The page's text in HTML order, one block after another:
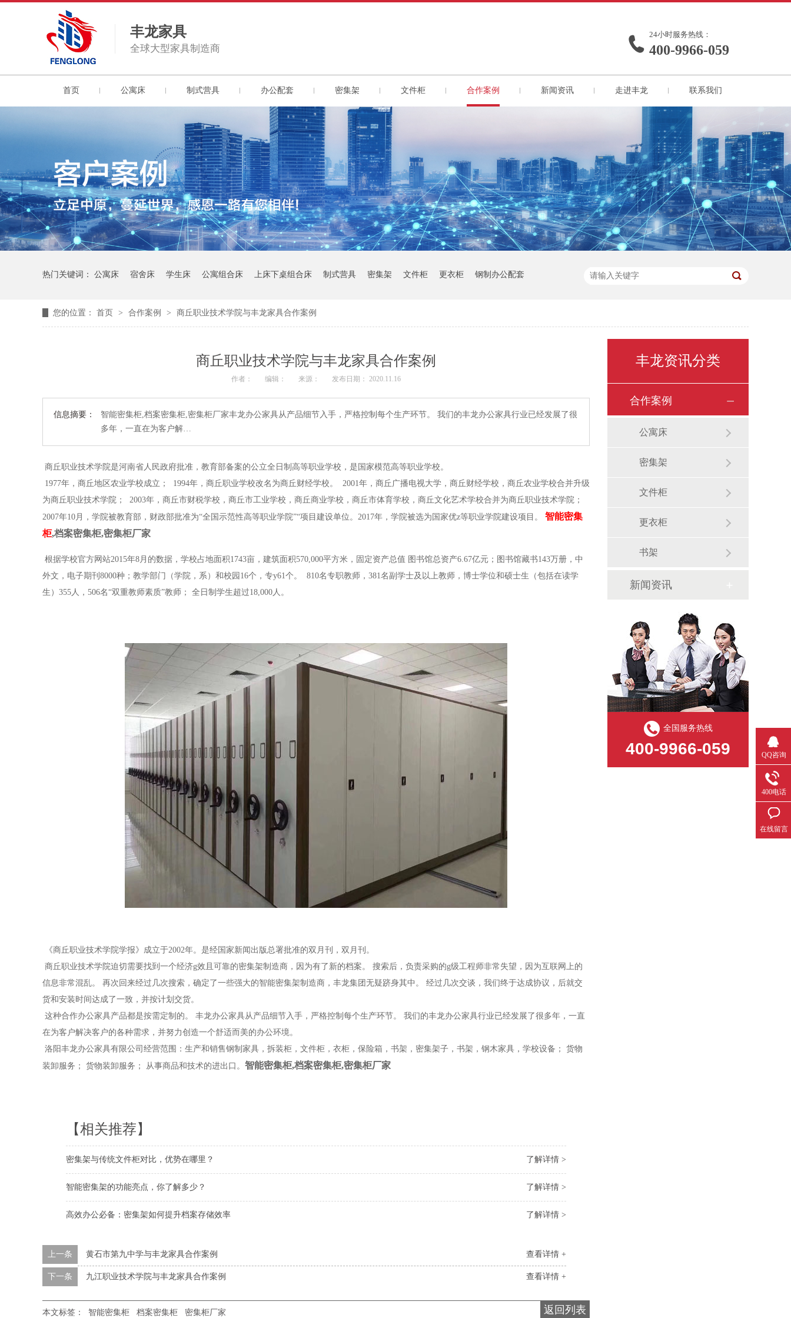
丰龙家具
全球大型家具制造商
24小时服务热线：
400-9966-059
首页 公寓床 制式营具 办公配套 密集架 文件柜 合作案例 新闻资讯 走进丰龙 联系我们
热门关键词： 公寓床 宿舍床 学生床 公寓组合床 上床下桌组合床 制式营具 密集架 文件柜 更衣柜 钢制办公配套
您的位置： 首页 > 合作案例 > 商丘职业技术学院与丰龙家具合作案例
商丘职业技术学院与丰龙家具合作案例
作者： 编辑： 来源： 发布日期： 2020.11.16
信息摘要：
智能密集柜,档案密集柜,密集柜厂家丰龙办公家具从产品细节入手，严格控制每个生产环节。 我们的丰龙办公家具行业已经发展了很
多年，一直在为客户解…
商丘职业技术学院是河南省人民政府批准，教育部备案的公立全日制高等职业学校，是国家模范高等职业学校。
1977年，商丘地区农业学校成立； 1994年，商丘职业学校改名为商丘财经学校。 2001年，商丘广播电视大学，商丘财经学校，商丘农业学校合并升级
为商丘职业技术学院； 2003年，商丘市财税学校，商丘市工业学校，商丘商业学校，商丘市体育学校，商丘文化艺术学校合并为商丘职业技术学院；
2007年10月，学院被教育部，财政部批准为“全国示范性高等职业学院”“项目建设单位。2017年，学院被选为国家优z等职业学院建设项目。 智能密集
柜,档案密集柜,密集柜厂家
根据学校官方网站2015年8月的数据，学校占地面积1743亩，建筑面积570,000平方米，固定资产总值 图书馆总资产6.67亿元；图书馆藏书143万册，中
外文，电子期刊8000种；教学部门（学院，系）和校园16个，专y61个。 810名专职教师，381名副学士及以上教师，博士学位和硕士生（包括在读学
生）355人，506名“双重教师素质”教师； 全日制学生超过18,000人。
《商丘职业技术学院学报》成立于2002年。是经国家新闻出版总署批准的双月刊，双月刊。
商丘职业技术学院迫切需要找到一个经济g效且可靠的密集架制造商，因为有了新的档案。 搜索后，负责采购的g级工程师非常失望，因为互联网上的
信息非常混乱。 再次回来经过几次搜索，确定了一些强大的智能密集架制造商，丰龙集团无疑跻身其中。 经过几次交谈，我们终于达成协议，后就交
货和安装时间达成了一致，并按计划交货。
这种合作办公家具产品都是按需定制的。 丰龙办公家具从产品细节入手，严格控制每个生产环节。 我们的丰龙办公家具行业已经发展了很多年，一直
在为客户解决客户的各种需求，并努力创造一个舒适而美的办公环境。
洛阳丰龙办公家具有限公司经营范围：生产和销售钢制家具，拆装柜，文件柜，衣柜，保险箱，书架，密集架子，书架，钢木家具，学校设备； 货物
装卸服务； 货物装卸服务； 从事商品和技术的进出口。 智能密集柜,档案密集柜,密集柜厂家
【相关推荐】
了解详情 >
密集架与传统文件柜对比，优势在哪里？
了解详情 >
智能密集架的功能亮点，你了解多少？
了解详情 >
高效办公必备：密集架如何提升档案存储效率
查看详情 +
上一条 黄石市第九中学与丰龙家具合作案例
查看详情 +
下一条 九江职业技术学院与丰龙家具合作案例
返回列表
本文标签： 智能密集柜 档案密集柜 密集柜厂家​
丰龙资讯分类
合作案例
公寓床
密集架
文件柜
更衣柜
书架
新闻资讯
全国服务热线
400-9966-059 QQ咨询
400电话
在线留言